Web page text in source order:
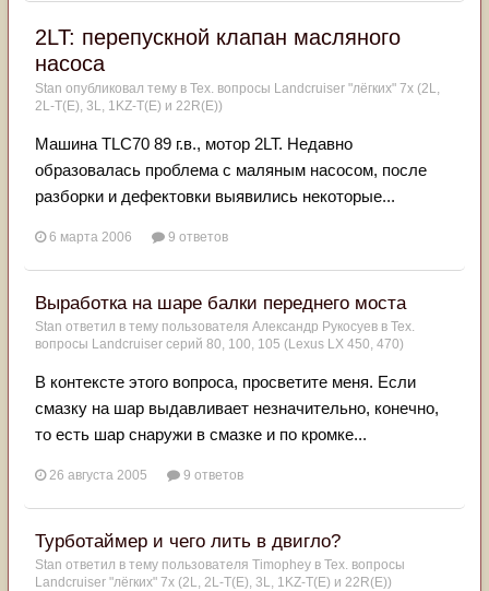
2LT: перепускной клапан масляного
насоса
Stan опубликовал тему в Тех. вопросы Landcruiser "лёгких" 7x (2L,
2L-T(Е), 3L, 1KZ-T(E) и 22R(Е))
Машина TLC70 89 г.в., мотор 2LT. Недавно
образовалась проблема с маляным насосом, после
разборки и дефектовки выявились некоторые...
6 марта 2006 9 ответов
Выработка на шаре балки переднего моста
Stan ответил в тему пользователя Александр Рукосуев в Тех.
вопросы Landcruiser серий 80, 100, 105 (Lexus LX 450, 470)
В контексте этого вопроса, просветите меня. Если
смазку на шар выдавливает незначительно, конечно,
то есть шар снаружи в смазке и по кромке...
26 августа 2005 9 ответов
Турботаймер и чего лить в двигло?
Stan ответил в тему пользователя Timophey в Тех. вопросы
Landcruiser "лёгких" 7x (2L, 2L-T(Е), 3L, 1KZ-T(E) и 22R(Е))